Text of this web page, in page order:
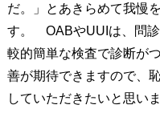
だ。」とあきらめて我慢
す。 OABやUUIは、問診
較的簡単な検査で診断が
善が期待できますので、
していただきたいと思いま